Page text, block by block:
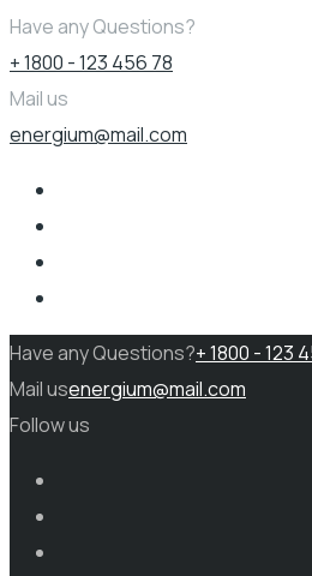
Have any Questions?
+ 1800 - 123 456 78
Mail us
energium@mail.com
Have any Questions?+ 1800 - 123
Mail usenergium@mail.com
Follow us